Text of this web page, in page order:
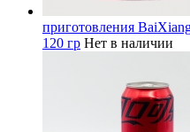
приготовления
120 гр Нет в наличии